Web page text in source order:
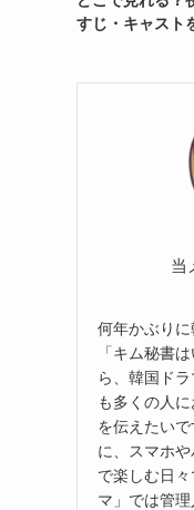
すじ・キャスト
当
何年かぶり
「キム秘書
ら、韓国ド
も多くの人
を伝えたい
に、スマホ
で楽しむ日
マ」では管